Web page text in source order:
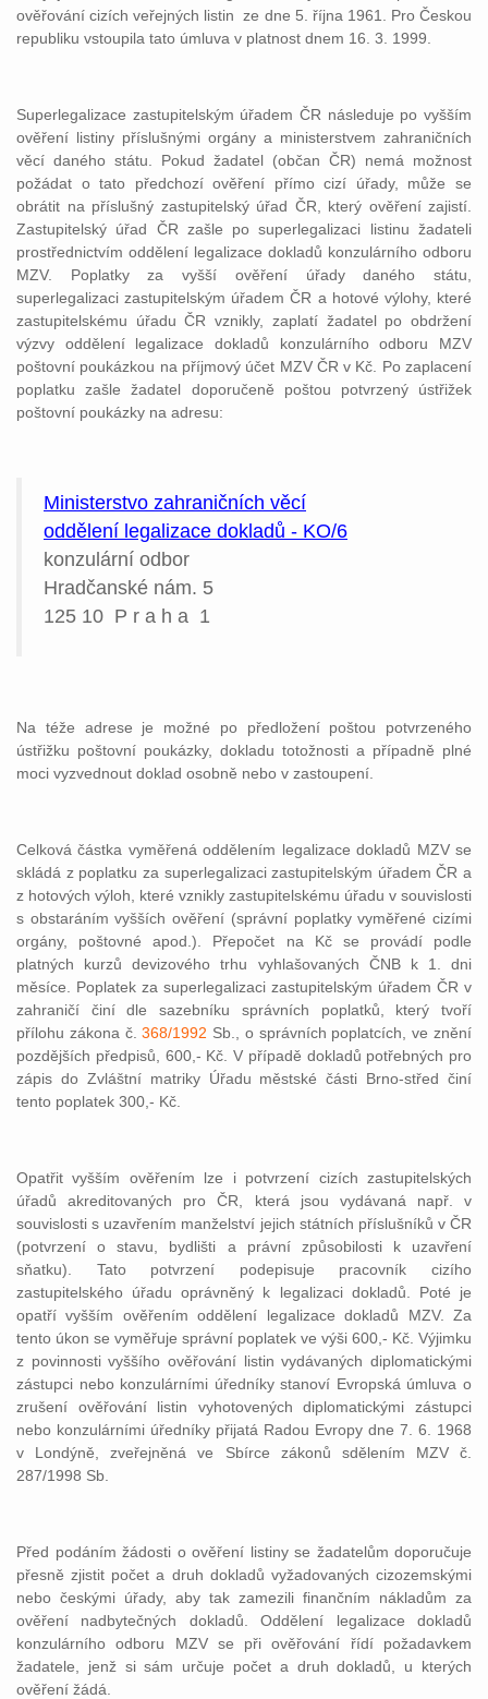
ověřování cizích veřejných listin ze dne 5. října 1961. Pro Českou
republiku vstoupila tato úmluva v platnost dnem 16. 3. 1999.
Superlegalizace zastupitelským úřadem ČR následuje po vyšším
ověření listiny příslušnými orgány a ministerstvem zahraničních
věcí daného státu. Pokud žadatel (občan ČR) nemá možnost
požádat o tato předchozí ověření přímo cizí úřady, může se
obrátit na příslušný zastupitelský úřad ČR, který ověření zajistí.
Zastupitelský úřad ČR zašle po superlegalizaci listinu žadateli
prostřednictvím oddělení legalizace dokladů konzulárního odboru
MZV. Poplatky za vyšší ověření úřady daného státu,
superlegalizaci zastupitelským úřadem ČR a hotové výlohy, které
zastupitelskému úřadu ČR vznikly, zaplatí žadatel po obdržení
výzvy oddělení legalizace dokladů konzulárního odboru MZV
poštovní poukázkou na příjmový účet MZV ČR v Kč. Po zaplacení
poplatku zašle žadatel doporučeně poštou potvrzený ústřižek
poštovní poukázky na adresu:
Ministerstvo zahraničních věcí
oddělení legalizace dokladů - KO/6
konzulární odbor
Hradčanské nám. 5
125 10 P r a h a 1
Na téže adrese je možné po předložení poštou potvrzeného
ústřižku poštovní poukázky, dokladu totožnosti a případně plné
moci vyzvednout doklad osobně nebo v zastoupení.
Celková částka vyměřená oddělením legalizace dokladů MZV se
skládá z poplatku za superlegalizaci zastupitelským úřadem ČR a
z hotových výloh, které vznikly zastupitelskému úřadu v souvislosti
s obstaráním vyšších ověření (správní poplatky vyměřené cizími
orgány, poštovné apod.). Přepočet na Kč se provádí podle
platných kurzů devizového trhu vyhlašovaných ČNB k 1. dni
měsíce. Poplatek za superlegalizaci zastupitelským úřadem ČR v
zahraničí činí dle sazebníku správních poplatků, který tvoří
přílohu zákona č.368/1992 Sb., o správních poplatcích, ve znění
pozdějších předpisů, 600,- Kč. V případě dokladů potřebných pro
zápis do Zvláštní matriky Úřadu městské části Brno-střed činí
tento poplatek 300,- Kč.
Opatřit vyšším ověřením lze i potvrzení cizích zastupitelských
úřadů akreditovaných pro ČR, která jsou vydávaná např. v
souvislosti s uzavřením manželství jejich státních příslušníků v ČR
(potvrzení o stavu, bydlišti a právní způsobilosti k uzavření
sňatku). Tato potvrzení podepisuje pracovník cizího
zastupitelského úřadu oprávněný k legalizaci dokladů. Poté je
opatří vyšším ověřením oddělení legalizace dokladů MZV. Za
tento úkon se vyměřuje správní poplatek ve výši 600,- Kč. Výjimku
z povinnosti vyššího ověřování listin vydávaných diplomatickými
zástupci nebo konzulárními úředníky stanoví Evropská úmluva o
zrušení ověřování listin vyhotovených diplomatickými zástupci
nebo konzulárními úředníky přijatá Radou Evropy dne 7. 6. 1968
v Londýně, zveřejněná ve Sbírce zákonů sdělením MZV č.
287/1998 Sb.
Před podáním žádosti o ověření listiny se žadatelům doporučuje
přesně zjistit počet a druh dokladů vyžadovaných cizozemskými
nebo českými úřady, aby tak zamezili finančním nákladům za
ověření nadbytečných dokladů. Oddělení legalizace dokladů
konzulárního odboru MZV se při ověřování řídí požadavkem
žadatele, jenž si sám určuje počet a druh dokladů, u kterých
ověření žádá.